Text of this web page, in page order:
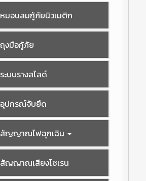
หมอนลมกู้ภัยนิวเมติก
ถุงมือกู้ภัย
ระบบรางสไลด์
อุปกรณ์จับยึด
สัญญาณไฟฉุกเฉิน
สัญญาณเสียงไซเรน